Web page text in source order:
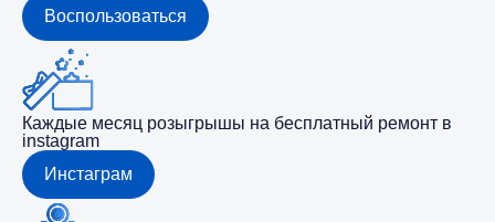
Воспользоваться
Каждые месяц розыгрышы на бесплатный ремонт в
instagram
Инстаграм